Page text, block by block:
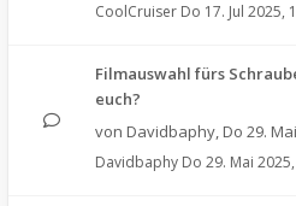
CoolCruiser Do 17. Jul 2025,
Filmauswahl fürs
euch?
von Davidbaphy, Do 29.
Davidbaphy Do 29. Mai